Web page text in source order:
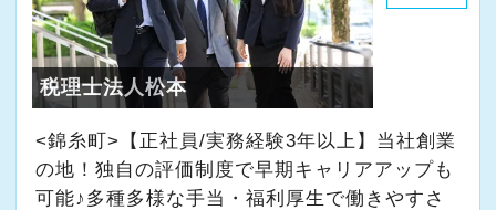
税理士法人松本
<錦糸町>【正社員/実務経験3年以上】当社創業
の地！独自の評価制度で早期キャリアアップも
可能♪多種多様な手当・福利厚生で働きやすさ